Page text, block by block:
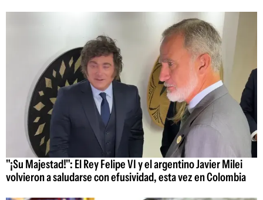
"¡Su Majestad!": El Rey Felipe VI y el argentino Javier Milei
volvieron a saludarse con efusividad, esta vez en Colombia